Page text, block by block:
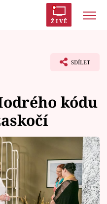
ŽIVĚ
SDÍLET
kódu